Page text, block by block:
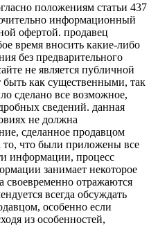
положениям статьи 437
информационный
офертой. продавец
время вносить какие-либо
без предварительного
не является публичной
как существенными, так
сделано все возможное,
сведений. данная
не должна
сделанное продавцом
то, что были приложены все
информации, процесс
занимает некоторое
своевременно отражаются
всегда обсуждать
особенно если
из особенностей,